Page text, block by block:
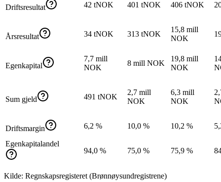
Driftsresultat 42 tNOK 401 tNOK 406 tNOK
Årsresultat 34 tNOK 313 tNOK
15,8 mill
NOK
Egenkapital
7,7 mill
NOK
8 mill NOK
19,8 mill
NOK
Sum gjeld 491 tNOK
2,7 mill
NOK
6,3 mill
NOK
Driftsmargin 6,2 % 10,0 % 10,2 %
Egenkapitalandel
94,0 %
75,0 % 75,9 %
Kilde: Regnskapsregisteret (Brønnøysundregistrene)